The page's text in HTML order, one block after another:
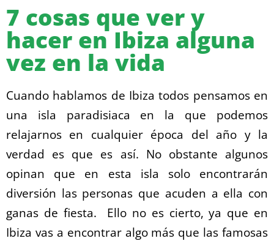
7 cosas que ver y
hacer en Ibiza alguna
vez en la vida
Cuando hablamos de Ibiza todos pensamos en
una isla paradisiaca en la que podemos
relajarnos en cualquier época del año y la
verdad es que es así. No obstante algunos
opinan que en esta isla solo encontrarán
diversión las personas que acuden a ella con
ganas de fiesta. Ello no es cierto, ya que en
Ibiza vas a encontrar algo más que las famosas